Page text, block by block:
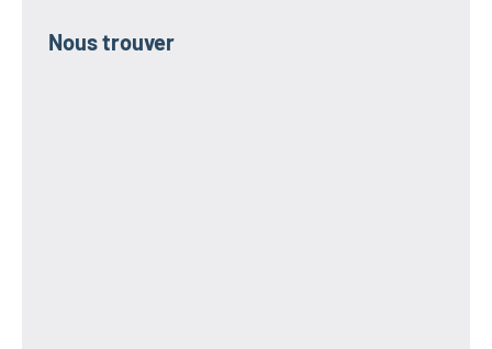
Nous trouver